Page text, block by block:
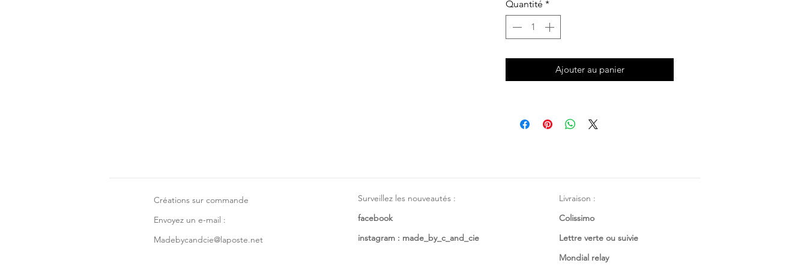
Prévoir au minimum 1 / 1,5 cm de marge
si vous voulez que la petite paire de
chaussons dure plus longtemps.
Quantité *
Ajouter au panier
Créations sur commande
Envoyez un e-mail :
Madebycandcie@laposte.net
Surveillez les nouveautés :
facebook
instagram : made_by_c_and_cie
Livraison :
Colissimo
Lettre verte ou suivie
Mondial relay